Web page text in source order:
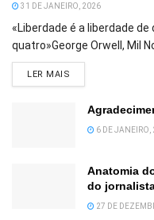
31 DE JANEIRO, 2026
«Liberdade é a liberdade
quatro»George Orwell, Mil
LER MAIS
6 DE JANEIRO,
Anatomia
do
27 DE